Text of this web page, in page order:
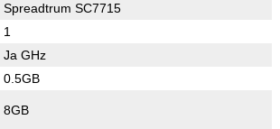
Spreadtrum SC7715
1
Ja GHz
0.5GB
8GB